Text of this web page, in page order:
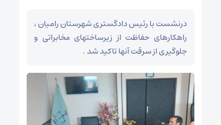
درنشست با رئیس دادگستری شهرستان رامیان ،
راهکارهای حفاظت از زیرساختهای مخابراتی و
جلوگیری از سرقت آنها تاکید شد .